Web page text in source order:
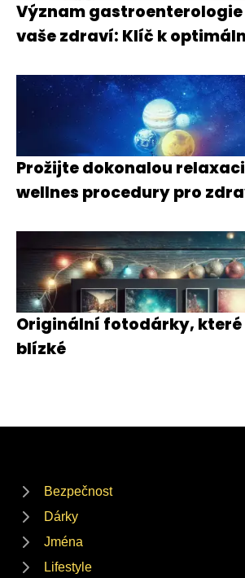
Význam gastroenterologie
vaše zdraví: Klíč k
Prožijte dokonalou
wellnes procedury pro
Originální fotodárky, které
blízké
Bezpečnost
Dárky
Jména
Lifestyle